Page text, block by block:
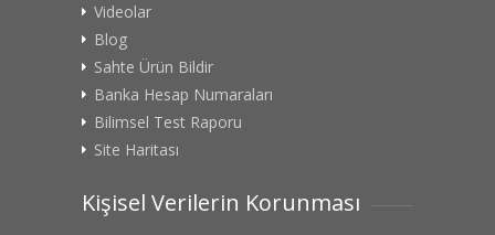
Videolar
Blog
Sahte Ürün Bildir
Banka Hesap Numaraları
Bilimsel Test Raporu
Site Haritası
Kişisel Verilerin Korunması